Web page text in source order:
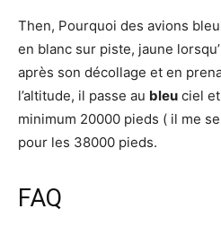
Then, Pourquoi des avions
en blanc sur piste, jaune
après son décollage et en
l’altitude, il passe au bleu ciel et
minimum 20000 pieds ( il me
pour les 38000 pieds.
FAQ